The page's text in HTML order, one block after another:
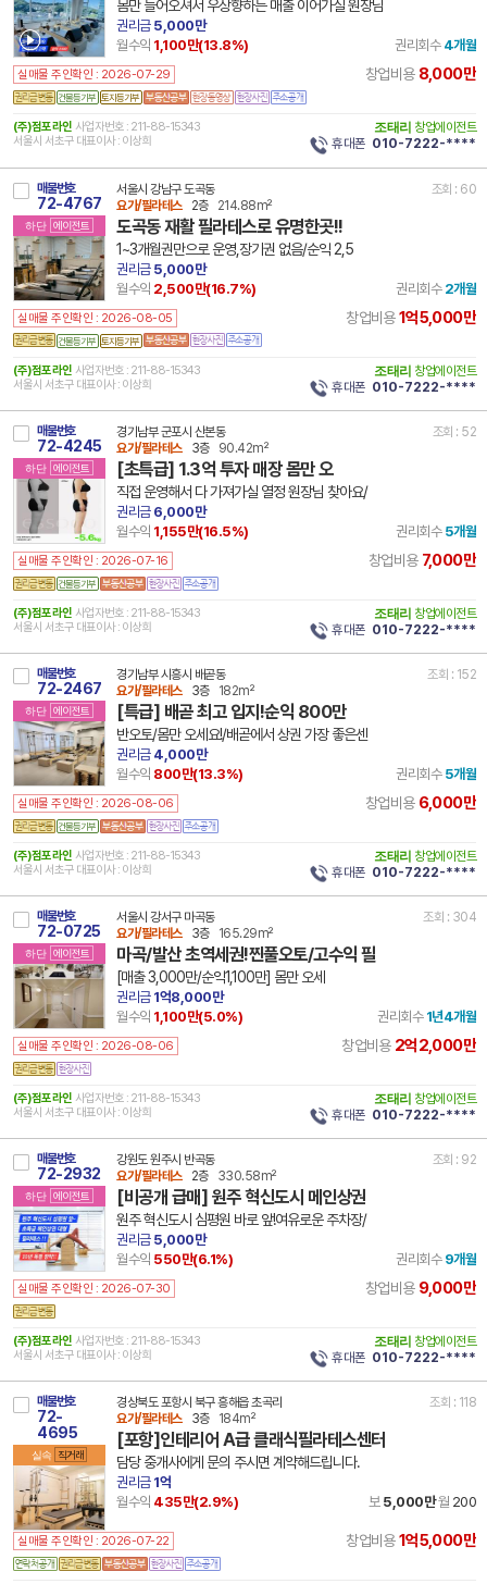
몸만 들어오셔서 우상향하는 매출 이어가실 원장님
권리금5,000만
월수익 1,100만(13.8%) 권리회수 4개월
실매물 주인확인 : 2026-07-29 창업비용 8,000만
건물등기부 토지등기부
(주)점포라인 사업자번호 : 211-88-15343
서울시 서초구 대표이사 : 이상희
조태리 창업에이전트
휴대폰 010-7222-****
매물번호
72-4767
하단 에이전트
서울시 강남구 도곡동
조회 : 60
요가/필라테스
2층 214.88m²
도곡동 재활 필라테스로 유명한곳!!
1~3개월권만으로 운영,장기권 없음/순익 2,5
권리금5,000만
월수익 2,500만(16.7%) 권리회수 2개월
실매물 주인확인 : 2026-08-05 창업비용1억5,000만
건물등기부 토지등기부
(주)점포라인 사업자번호 : 211-88-15343
서울시 서초구 대표이사 : 이상희
조태리 창업에이전트
휴대폰 010-7222-****
매물번호
72-4245
하단 에이전트
경기남부 군포시 산본동
조회 : 52
요가/필라테스
3층 90.42m²
[초특급] 1.3억 투자 매장 몸만 오
직접 운영해서 다 가져가실 열정 원장님 찾아요/
권리금6,000만
월수익 1,155만(16.5%) 권리회수 5개월
실매물 주인확인 : 2026-07-16 창업비용 7,000만
건물등기부
(주)점포라인 사업자번호 : 211-88-15343
서울시 서초구 대표이사 : 이상희
조태리 창업에이전트
휴대폰 010-7222-****
매물번호
72-2467
하단 에이전트
경기남부 시흥시 배곧동
조회 : 152
요가/필라테스
3층 182m²
[특급] 배곧 최고 입지!순익 800만
반오토/몸만 오세요!/배곧에서 상권 가장 좋은센
권리금4,000만
월수익 800만(13.3%) 권리회수 5개월
실매물 주인확인 : 2026-08-06 창업비용 6,000만
건물등기부
(주)점포라인 사업자번호 : 211-88-15343
서울시 서초구 대표이사 : 이상희
조태리 창업에이전트
휴대폰 010-7222-****
매물번호
72-0725
하단 에이전트
서울시 강서구 마곡동
조회 : 304
요가/필라테스
3층 165.29m²
마곡/발산 초역세권!찐풀오토/고수익 필
[매출 3,000만/순익1,100만] 몸만 오세
권리금1억8,000만
월수익 1,100만(5.0%) 권리회수 1년4개월
실매물 주인확인 : 2026-08-06 창업비용 2억2,000만
(주)점포라인 사업자번호 : 211-88-15343
서울시 서초구 대표이사 : 이상희
조태리 창업에이전트
휴대폰 010-7222-****
매물번호
72-2932
하단 에이전트
강원도 원주시 반곡동
조회 : 92
요가/필라테스
2층 330.58m²
[비공개 급매] 원주 혁신도시 메인상권
원주 혁신도시 심평원 바로 앞!여유로운 주차장/
권리금5,000만
월수익 550만(6.1%) 권리회수 9개월
실매물 주인확인 : 2026-07-30 창업비용 9,000만
(주)점포라인 사업자번호 : 211-88-15343
서울시 서초구 대표이사 : 이상희
조태리 창업에이전트
휴대폰 010-7222-****
매물번호
72-
4695
실속 직거래
경상북도 포항시 북구 흥해읍 초곡리
조회 : 118
요가/필라테스
3층 184m²
[포항]인테리어 A급 클래식필라테스센터
담당 중개사에게 문의 주시면 계약해드립니다.
권리금1억
월수익 435만(2.9%) 보5,000만 월 200
실매물 주인확인 : 2026-07-22 창업비용1억5,000만